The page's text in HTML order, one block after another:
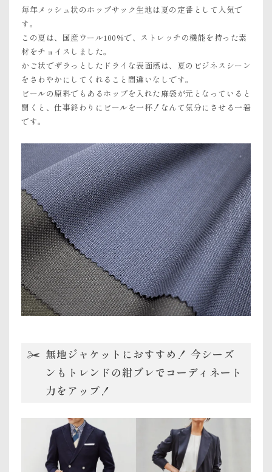
毎年メッシュ状のホップサック生地は夏の定番として人気で
す。
この夏は、国産ウール100%で、ストレッチの機能を持った素
材をチョイスしました。
かご状でザラっとしたドライな表面感は、夏のビジネスシーン
をさわやかにしてくれること間違いなしです。
ビールの原料でもあるホップを入れた麻袋が元となっていると
聞くと、仕事終わりにビールを一杯！なんて気分にさせる一着
です。
無地ジャケットにおすすめ！ 今シーズ
ンもトレンドの紺ブレでコーディネート
力をアップ！